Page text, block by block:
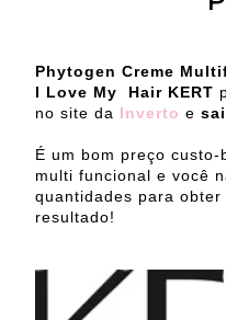
Phytogen Creme
I Love My Hair KERT
no site da Inverto e
É um bom preço
multi funcional e você
quantidades para
resultado!